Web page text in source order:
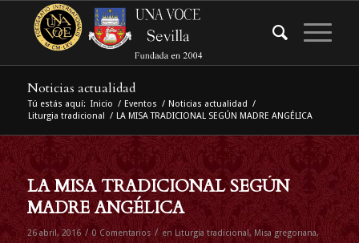
Noticias actualidad
Tú estás aquí: Inicio / Eventos / Noticias actualidad /
Liturgia tradicional / LA MISA TRADICIONAL SEGÚN MADRE ANGÉLICA
LA MISA TRADICIONAL SEGÚN
MADRE ANGÉLICA
26 abril, 2016 / 0 Comentarios / en Liturgia tradicional,Misa gregoriana,